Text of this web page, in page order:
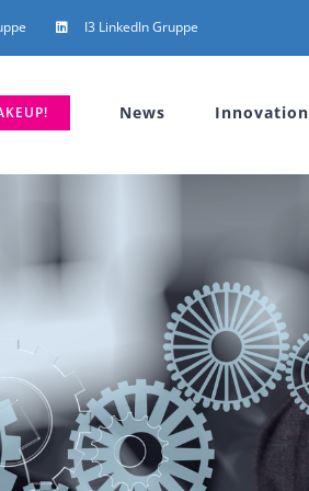
I3 LinkedIn Gruppe
News Innovation